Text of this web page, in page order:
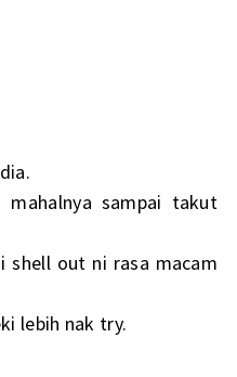
sampai takut
shell out ni rasa macam
lebih nak try.